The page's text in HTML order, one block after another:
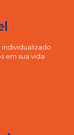
em sua vida